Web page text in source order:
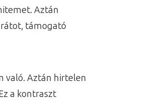
Aztán
támogató
való. Aztán hirtelen
a kontraszt